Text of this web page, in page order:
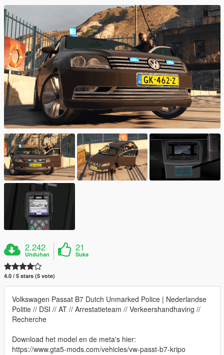
2.242
Unduhan
21
Suka
4.0 / 5 stars (5 vote)
Volkswagen Passat B7 Dutch Unmarked Police | Nederlandse
Politie // DSI // AT // Arrestatieteam // Verkeershandhaving //
Recherche
Download het model en de meta's hier:
https://www.gta5-mods.com/vehicles/vw-passt-b7-kripo